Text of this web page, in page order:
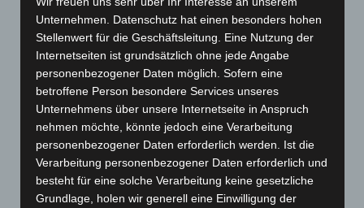
die Tabelle, relativiert sich die Aussage sehr
schnell. Die beiden ersten Meisterschaftsspiele
absolvierte die SG gegen den
Tabellenersten/zweiten und das mit stark
eingeschränktem Kader. Verschlief man im
wahrsten Sinne des Wortes den Saisonstart in
Blaustein, so zeigte das Team von Trainer
Altwicker in Ehingen ein ganz anderes Gesicht.
Unternehmen. Datenschutz hat einen besonders hohen
Stellenwert für die Geschäftsleitung. Eine Nutzung der
Internetseiten ist grundsätzlich ohne jede Angabe
personenbezogener Daten möglich. Sofern eine
betroffene Person besondere Services unseres
Unternehmens über unsere Internetseite in Anspruch
nehmen möchte, könnte jedoch eine Verarbeitung
personenbezogener Daten erforderlich werden. Ist die
Verarbeitung personenbezogener Daten erforderlich und
besteht für eine solche Verarbeitung keine gesetzliche
Grundlage, holen wir generell eine Einwilligung der